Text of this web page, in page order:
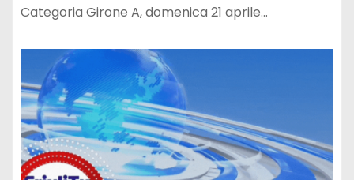
Categoria Girone A, domenica 21 aprile…